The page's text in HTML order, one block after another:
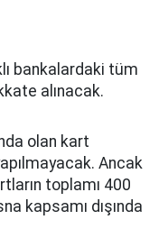
bankalardaki tüm
alınacak.
olan kart
Ancak
toplamı 400
kapsamı dışında